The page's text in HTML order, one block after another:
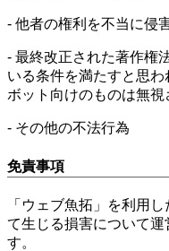
- 他者の権利を不当に侵
- 最終改正された著作権
いる条件を満たすと思
ボット向けのものは無視
- その他の不法行為
免責事項
「ウェブ魚拓」を利用
て生じる損害について
す。